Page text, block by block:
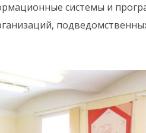
системы и